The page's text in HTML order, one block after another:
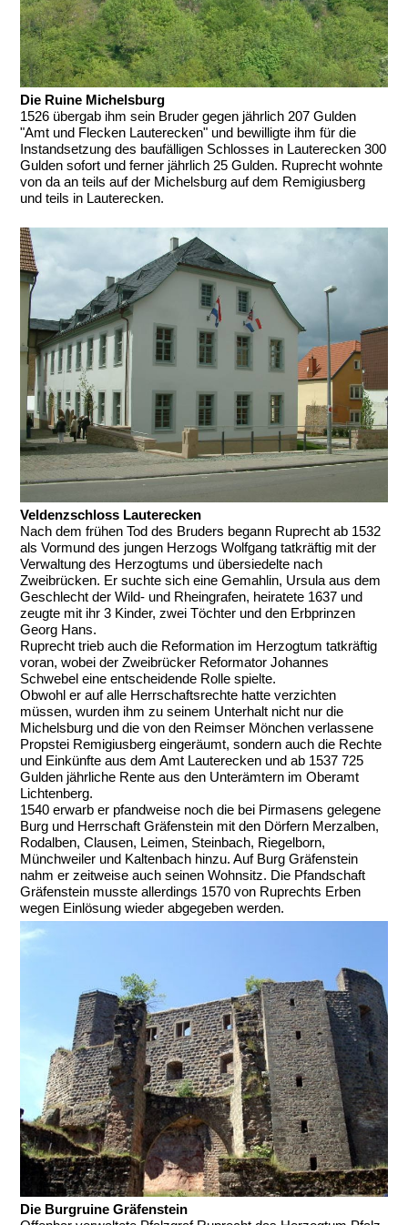
Die Ruine Michelsburg
1526 übergab ihm sein Bruder gegen jährlich 207 Gulden
"Amt und Flecken Lauterecken" und bewilligte ihm für die
Instandsetzung des baufälligen Schlosses in Lauterecken 300
Gulden sofort und ferner jährlich 25 Gulden. Ruprecht wohnte
von da an teils auf der Michelsburg auf dem Remigiusberg
und teils in Lauterecken.
Veldenzschloss Lauterecken
Nach dem frühen Tod des Bruders begann Ruprecht ab 1532
als Vormund des jungen Herzogs Wolfgang tatkräftig mit der
Verwaltung des Herzogtums und übersiedelte nach
Zweibrücken. Er suchte sich eine Gemahlin, Ursula aus dem
Geschlecht der Wild- und Rheingrafen, heiratete 1637 und
zeugte mit ihr 3 Kinder, zwei Töchter und den Erbprinzen
Georg Hans.
Ruprecht trieb auch die Reformation im Herzogtum tatkräftig
voran, wobei der Zweibrücker Reformator Johannes
Schwebel eine entscheidende Rolle spielte.
Obwohl er auf alle Herrschaftsrechte hatte verzichten
müssen, wurden ihm zu seinem Unterhalt nicht nur die
Michelsburg und die von den Reimser Mönchen verlassene
Propstei Remigiusberg eingeräumt, sondern auch die Rechte
und Einkünfte aus dem Amt Lauterecken und ab 1537 725
Gulden jährliche Rente aus den Unterämtern im Oberamt
Lichtenberg.
1540 erwarb er pfandweise noch die bei Pirmasens gelegene
Burg und Herrschaft Gräfenstein mit den Dörfern Merzalben,
Rodalben, Clausen, Leimen, Steinbach, Riegelborn,
Münchweiler und Kaltenbach hinzu. Auf Burg Gräfenstein
nahm er zeitweise auch seinen Wohnsitz. Die Pfandschaft
Gräfenstein musste allerdings 1570 von Ruprechts Erben
wegen Einlösung wieder abgegeben werden.
Die Burgruine Gräfenstein